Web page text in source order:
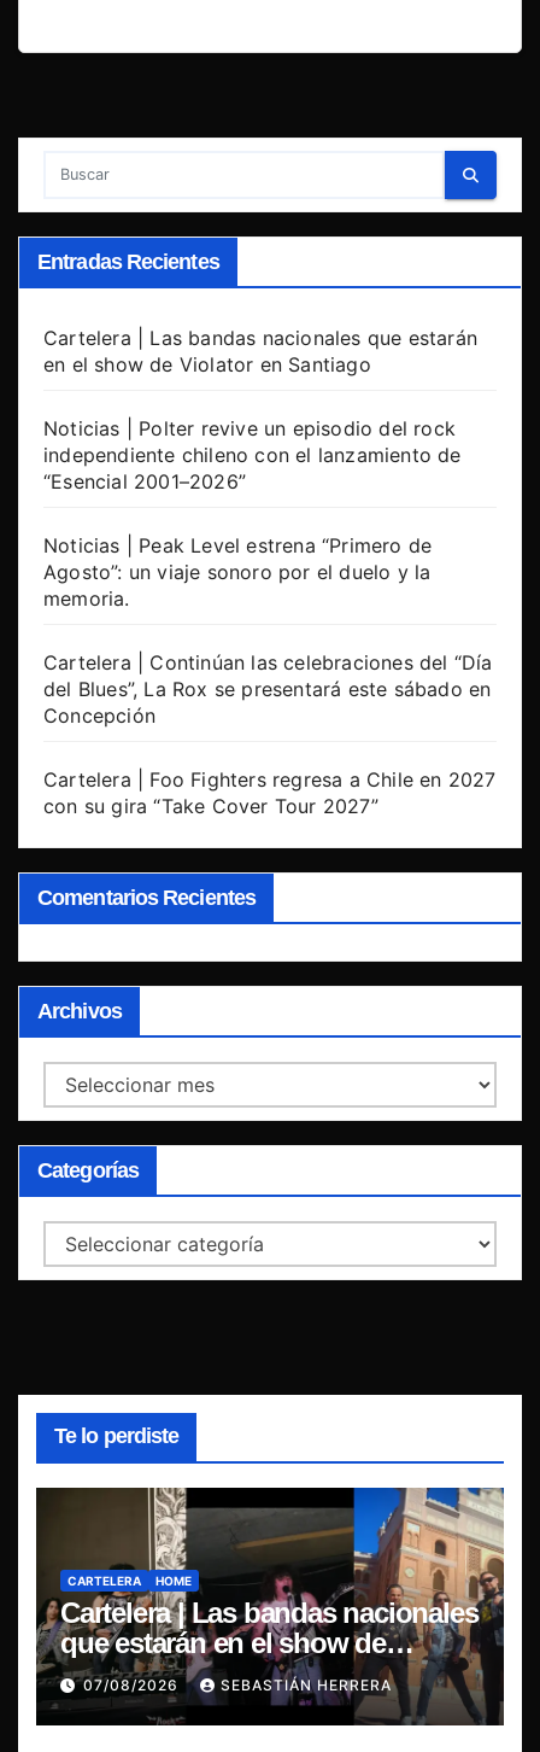
Entradas Recientes
Cartelera | Las bandas nacionales que estarán
en el show de Violator en Santiago
Noticias | Polter revive un episodio del rock
independiente chileno con el lanzamiento de
“Esencial 2001–2026”
Noticias | Peak Level estrena “Primero de
Agosto”: un viaje sonoro por el duelo y la
memoria.
Cartelera | Continúan las celebraciones del “Día
del Blues”, La Rox se presentará este sábado en
Concepción
Cartelera | Foo Fighters regresa a Chile en 2027
con su gira “Take Cover Tour 2027”
Comentarios Recientes
Archivos
Archivos
Categorías
Categorías
Te lo perdiste
CARTELERA HOME
Cartelera | Las bandas nacionales
que estarán en el show de
Violator en Santiago
07/08/2026 SEBASTIÁN HERRERA